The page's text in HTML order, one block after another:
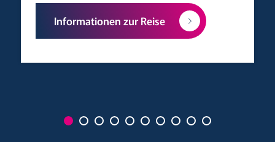
Informationen zur Reise